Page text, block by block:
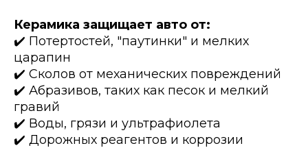
Керамика защищает авто от:
✔️ Потертостей, "паутинки" и мелких
царапин
✔️ Сколов от механических повреждений
✔️ Абразивов, таких как песок и мелкий
гравий
✔️ Воды, грязи и ультрафиолета
✔️ Дорожных реагентов и коррозии